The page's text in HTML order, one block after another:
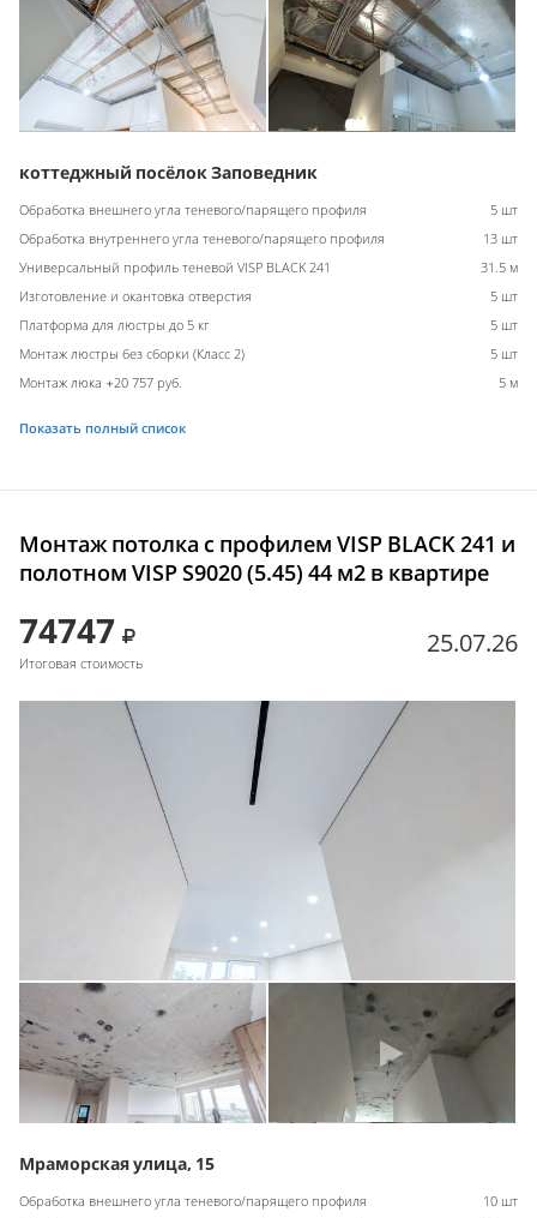
коттеджный посёлок Заповедник
Обработка внешнего угла теневого/парящего профиля
5 шт
Обработка внутреннего угла теневого/парящего профиля
13 шт
Универсальный профиль теневой VISP BLACK 241
31.5 м
Изготовление и окантовка отверстия
5 шт
Платформа для люстры до 5 кг
5 шт
Монтаж люстры без сборки (Класс 2)
5 шт
Монтаж люка +20 757 руб.
5 м
Показать полный список
Монтаж потолка с профилем VISP BLACK 241 и
полотном VISP S9020 (5.45) 44 м2 в квартире
74747
Итоговая стоимость
25.07.26
Мраморская улица, 15
Обработка внешнего угла теневого/парящего профиля
10 шт